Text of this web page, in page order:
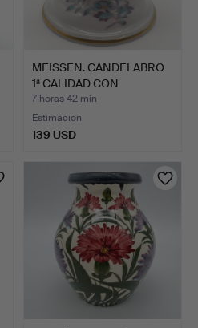
MEISSEN. CANDELABRO
1ª CALIDAD CON
PINTURA…
7 horas 42 min
Estimación
139 USD